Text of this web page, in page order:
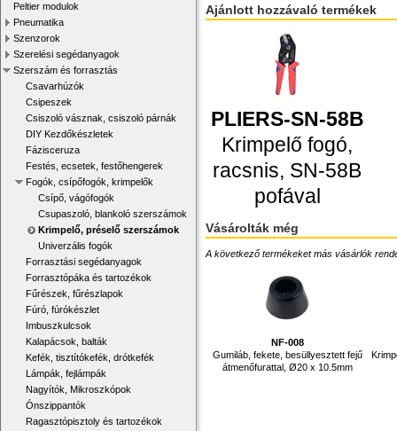
Peltier modulok
Pneumatika
Szenzorok
Szerelési segédanyagok
Szerszám és forrasztás
Csavarhúzók
Csipeszek
Csiszoló vásznak, csiszoló párnák
DIY Kezdőkészletek
Fázisceruza
Festés, ecsetek, festőhengerek
Fogók, csípőfogók, krimpelők
Csípő, vágófogók
Csupaszoló, blankoló szerszámok
Krimpelő, préselő szerszámok
Univerzális fogók
Forrasztási segédanyagok
Forrasztópáka és tartozékok
Fűrészek, fűrészlapok
Fúró, fúrókészlet
Imbuszkulcsok
Kalapácsok, balták
Kefék, tisztítókefék, drótkefék
Lámpák, fejlámpák
Nagyítók, Mikroszkópok
Ónszippantók
Ragasztópisztoly és tartozékok
Ajánlott hozzávaló termékek
PLIERS-SN-58B
Krimpelő fogó,
racsnis, SN-58B
pofával
Vásárolták még
A következő termékeket más vásárlók
NF-008
Gumiláb, fekete, besüllyesztett fejű
átmenőfurattal, Ø20 x 10.5mm